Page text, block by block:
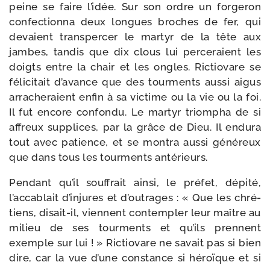
peine se faire l’idée. Sur son ordre un for­ge­ron
confec­tion­na deux longues broches de fer, qui
devaient trans­per­cer le mar­tyr de la tête aux
jambes, tan­dis que dix clous lui per­ce­raient les
doigts entre la chair et les ongles. Rictiovare se
féli­ci­tait d’avance que des tour­ments aus­si aigus
arra­che­raient enfin à sa vic­time ou la vie ou la foi.
Il fut encore confon­du. Le mar­tyr triom­pha de si
affreux sup­plices, par la grâce de Dieu. Il endu­ra
tout avec patience, et se mon­tra aus­si géné­reux
que dans tous les tour­ments antérieurs.
Pendant qu’il souf­frait ain­si, le pré­fet, dépi­té,
l’accablait d’injures et d’outrages : « Que les chré­
tiens, disait-​il, viennent con­templer leur maître au
milieu de ses tour­ments et qu’ils prennent
exemple sur lui ! » Rictiovare ne savait pas si bien
dire, car la vue d’une constance si héroïque et si